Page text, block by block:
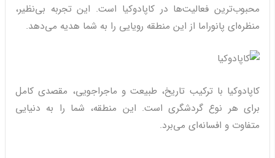
محبوب‌ترین فعالیت‌ها در کاپادوکیا است. این تجربه بی‌نظیر،
منظره‌ای پانوراما از این منطقه رویایی را به شما هدیه می‌دهد.
کاپادوکیا با ترکیب تاریخ، طبیعت و ماجراجویی، مقصدی کامل
برای هر نوع گردشگری است. این منطقه، شما را به دنیایی
متفاوت و افسانه‌ای می‌برد.